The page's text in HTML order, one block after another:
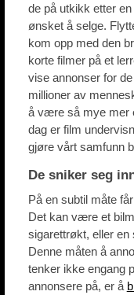
de på utkikk etter
ønsket å selge.
kom opp med den
korte filmer på et
vise annonser for
millioner av
å være så mye mer
dag er film
gjøre vårt samfunn
De sniker seg
På en subtil måte
Det kan være et
sigarettrøkt, eller
Denne måten å
tenker ikke engang
annonsere på, er å